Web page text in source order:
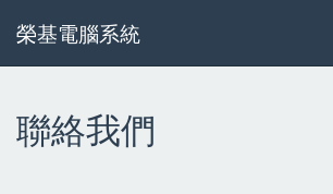
榮基電腦系統
聯絡我們